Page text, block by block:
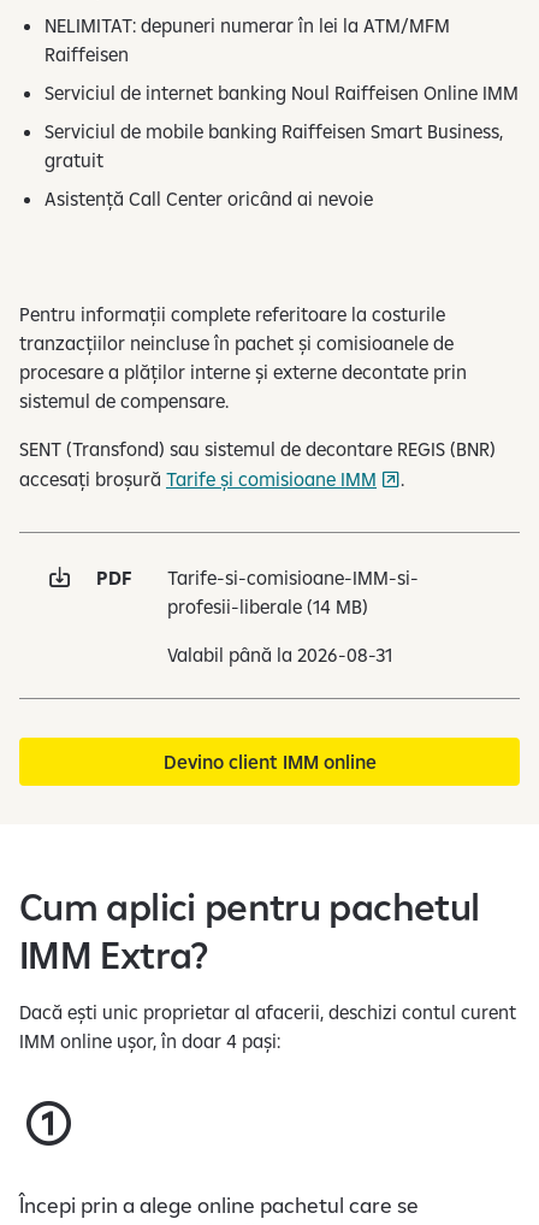
a
NELIMITAT: depuneri numerar în lei la ATM/MFM
Raiffeisen
Serviciul de internet banking Noul Raiffeisen Online IMM
Serviciul de mobile banking Raiffeisen Smart Business,
gratuit
Asistență Call Center oricând ai nevoie
Pentru informații complete referitoare la costurile
tranzacțiilor neincluse în pachet și comisioanele de
procesare a plăților interne și externe decontate prin
sistemul de compensare​.
SENT (Transfond) sau sistemul de decontare REGIS (BNR)
accesați broșură Tarife și comisioane IMM .
PDF
Tarife-si-comisioane-IMM-si-
profesii-liberale(14 MB)
Valabil până la 2026-08-31
Devino client IMM online
Cum aplici pentru pachetul
IMM Extra?
Dacă ești unic proprietar al afacerii, deschizi contul curent
IMM online ușor, în doar 4 pași:​
Începi prin a alege online pachetul care se